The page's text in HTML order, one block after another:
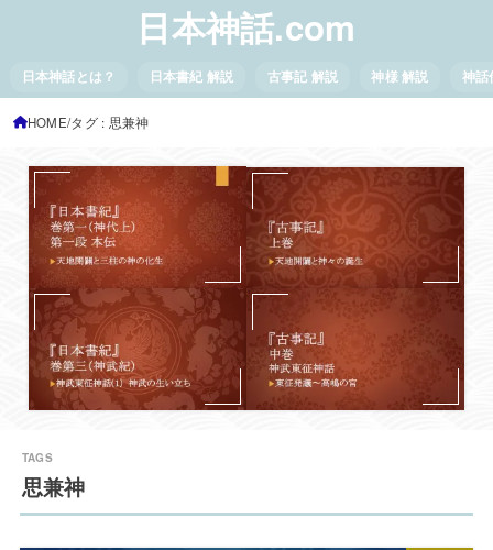
日本神話.com
日本神話とは？ 日本書紀 解説 古事記 解説 神様 解説 神話
HOME タグ : 思兼神
思兼神